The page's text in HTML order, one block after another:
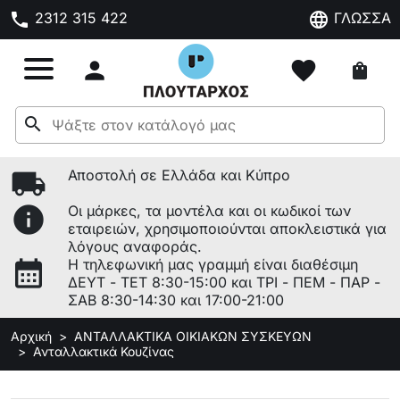
phone 2312 315 422 language ΓΛΩΣΣΑ
 favorite shopping_bag
search
local_shipping Αποστολή σε Ελλάδα και Κύπρο
info
Οι μάρκες, τα μοντέλα και οι κωδικοί των
εταιρειών, χρησιμοποιούνται αποκλειστικά για
λόγους αναφοράς.
calendar_month
Η τηλεφωνική μας γραμμή είναι διαθέσιμη
ΔΕΥΤ - ΤΕΤ 8:30-15:00 και ΤΡΙ - ΠΕΜ - ΠΑΡ -
ΣΑΒ 8:30-14:30 και 17:00-21:00
Αρχική
ΑΝΤΑΛΛΑΚΤΙΚΑ ΟΙΚΙΑΚΩΝ ΣΥΣΚΕΥΩΝ
Ανταλλακτικά Κουζίνας